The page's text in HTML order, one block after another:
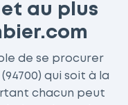
au plus
de se procurer
qui soit à la
chacun peut